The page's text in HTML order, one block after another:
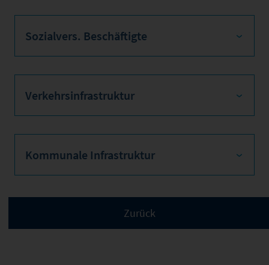
Sozialvers. Beschäftigte
Verkehrsinfrastruktur
Kommunale Infrastruktur